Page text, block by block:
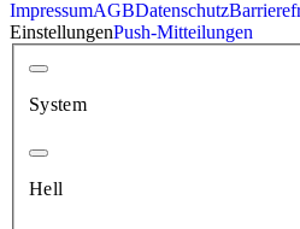
ImpressumAGBDatenschutz
EinstellungenPush-Mitteilungen
System
Hell